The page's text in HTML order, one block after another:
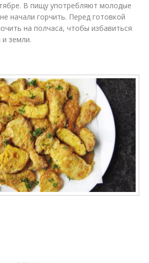
В пищу употребляют молодые
начали горчить. Перед готовкой
на полчаса, чтобы избавиться
и земли.